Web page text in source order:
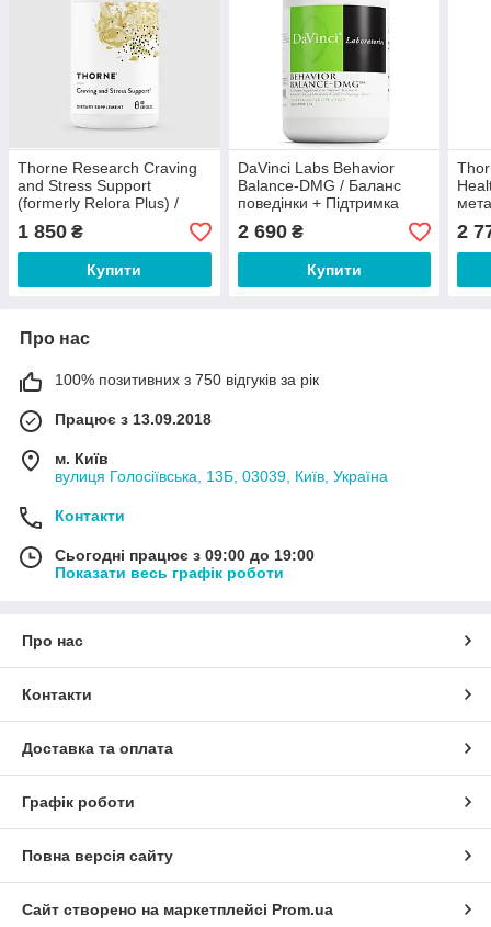
Thorne Research Craving
and Stress Support
(formerly Relora Plus) /
Підтримка при стресі 60
капсул
1 850 ₴
Купити
DaVinci Labs Behavior
Balance-DMG / Баланс
поведінки + Підтримка
мозку та імунітету 120
капсул
2 690₴
Купити
і
2
Про нас
100% позитивних з 750 відгуків за рік
Працює з 13.09.2018
м. Київ
вулиця Голосіївська, 13Б, 03039, Київ, Україна
Контакти
Сьогодні працює з 09:00 до 19:00
Показати весь графік роботи
Про нас
Контакти
Доставка та оплата
Графік роботи
Повна версія сайту
Сайт створено на маркетплейсі Prom.ua